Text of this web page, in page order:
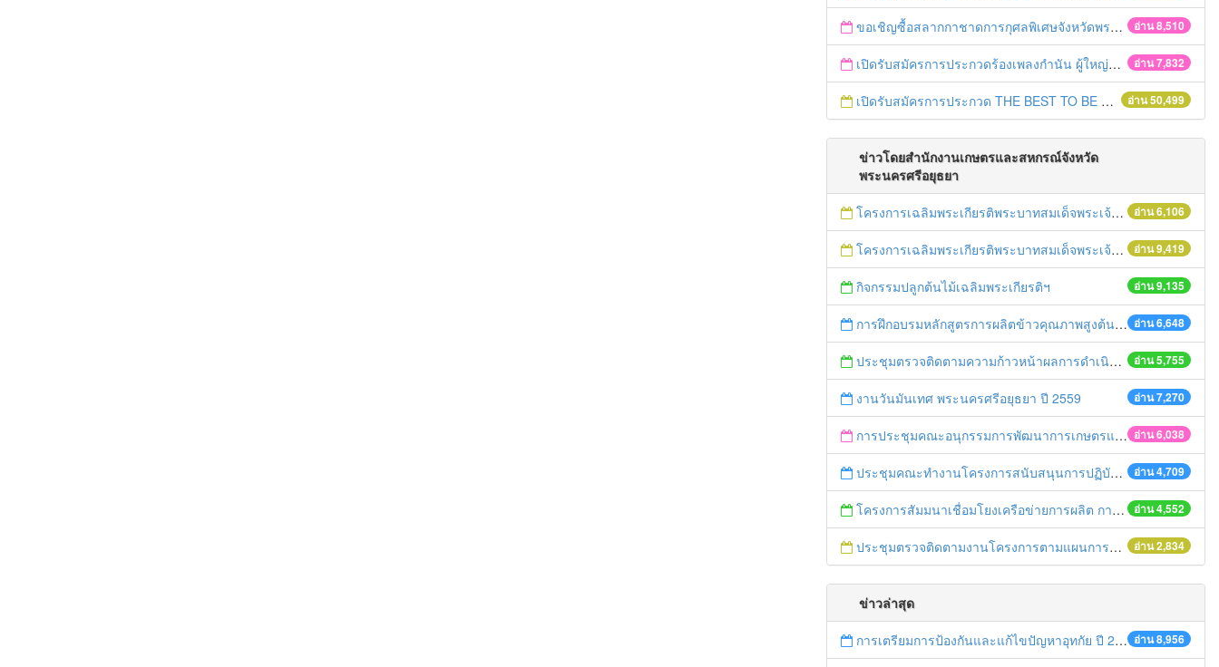
อ่าน 8,510
ขอเชิญซื้อสลากกาชาดการกุศลพิเศษจังหวัดพระนครศรีอยุธยา 2560
อ่าน 7,832
เปิดรับสมัครการประกวดร้องเพลงกำนัน ผู้ใหญ่บ้าน ฯลฯ
อ่าน 50,499
เปิดรับสมัครการประกวด THE BEST TO BE NUMBER ONE
ข่าวโดยสำนักงานเกษตรและสหกรณ์จังหวัด
พระนครศรีอยุธยา
อ่าน 6,106
โครงการเฉลิมพระเกียรติพระบาทสมเด็จพระเจ้าอยู่หัว เนื่องในโอกาสมหามงคลเสด็จเถลิงถวัลยราชสมบัติครบ 70 ปี ฯ
อ่าน 9,419
โครงการเฉลิมพระเกียรติพระบาทสมเด็จพระเจ้าอยู่หัว เนื่องในโอกาสมหามงคลเสด็จเถลิงถวัลยราชสมบัติครบ 70 ปี ฯ
อ่าน 9,135
กิจกรรมปลูกต้นไม้เฉลิมพระเกียรติฯ
อ่าน 6,648
การฝึกอบรมหลักสูตรการผลิตข้าวคุณภาพสูงต้นทุนต่ำ ปี 2559
อ่าน 5,755
ประชุมตรวจติดตามความก้าวหน้าผลการดำเนินงานขับเคลื่อนนโยบายของกระทรวงเกษตรและสหกรณ์แบบเบ็ดเสร็จ
อ่าน 7,270
งานวันมันเทศ พระนครศรีอยุธยา ปี 2559
อ่าน 6,038
การประชุมคณะอนุกรรมการพัฒนาการเกษตรและสหกรณ์จังหวัดพระนครศรีอยุธยา
อ่าน 4,709
ประชุมคณะทำงานโครงการสนับสนุนการปฏิบัติงานเฝ้าระวังและควบคุมมาตรฐานสินค้าเกษตรระดับจังหวัด
อ่าน 4,552
โครงการสัมมนาเชื่อมโยงเครือข่ายการผลิต การตลาดสินค้าเกษตรและอาหารปลอดภัย
อ่าน 2,834
ประชุมตรวจติดตามงานโครงการตามแผนการตรวจของผู้ตรวจราชการกระทรวงเกษตรและสหกรณ์ เขต 1
ข่าวล่าสุด
อ่าน 8,956
การเตรียมการป้องกันและแก้ไขปัญหาอุทกัย ปี 2561